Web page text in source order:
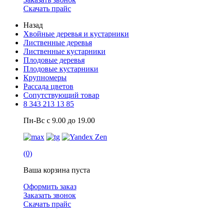
Скачать прайс
Назад
Хвойные деревья и кустарники
Лиственные деревья
Лиственные кустарники
Плодовые деревья
Плодовые кустарники
Крупномеры
Рассада цветов
Сопутствующий товар
8 343 213 13 85
Пн-Вс с 9.00 до 19.00
(0)
Ваша корзина пуста
Оформить заказ
Заказать звонок
Скачать прайс